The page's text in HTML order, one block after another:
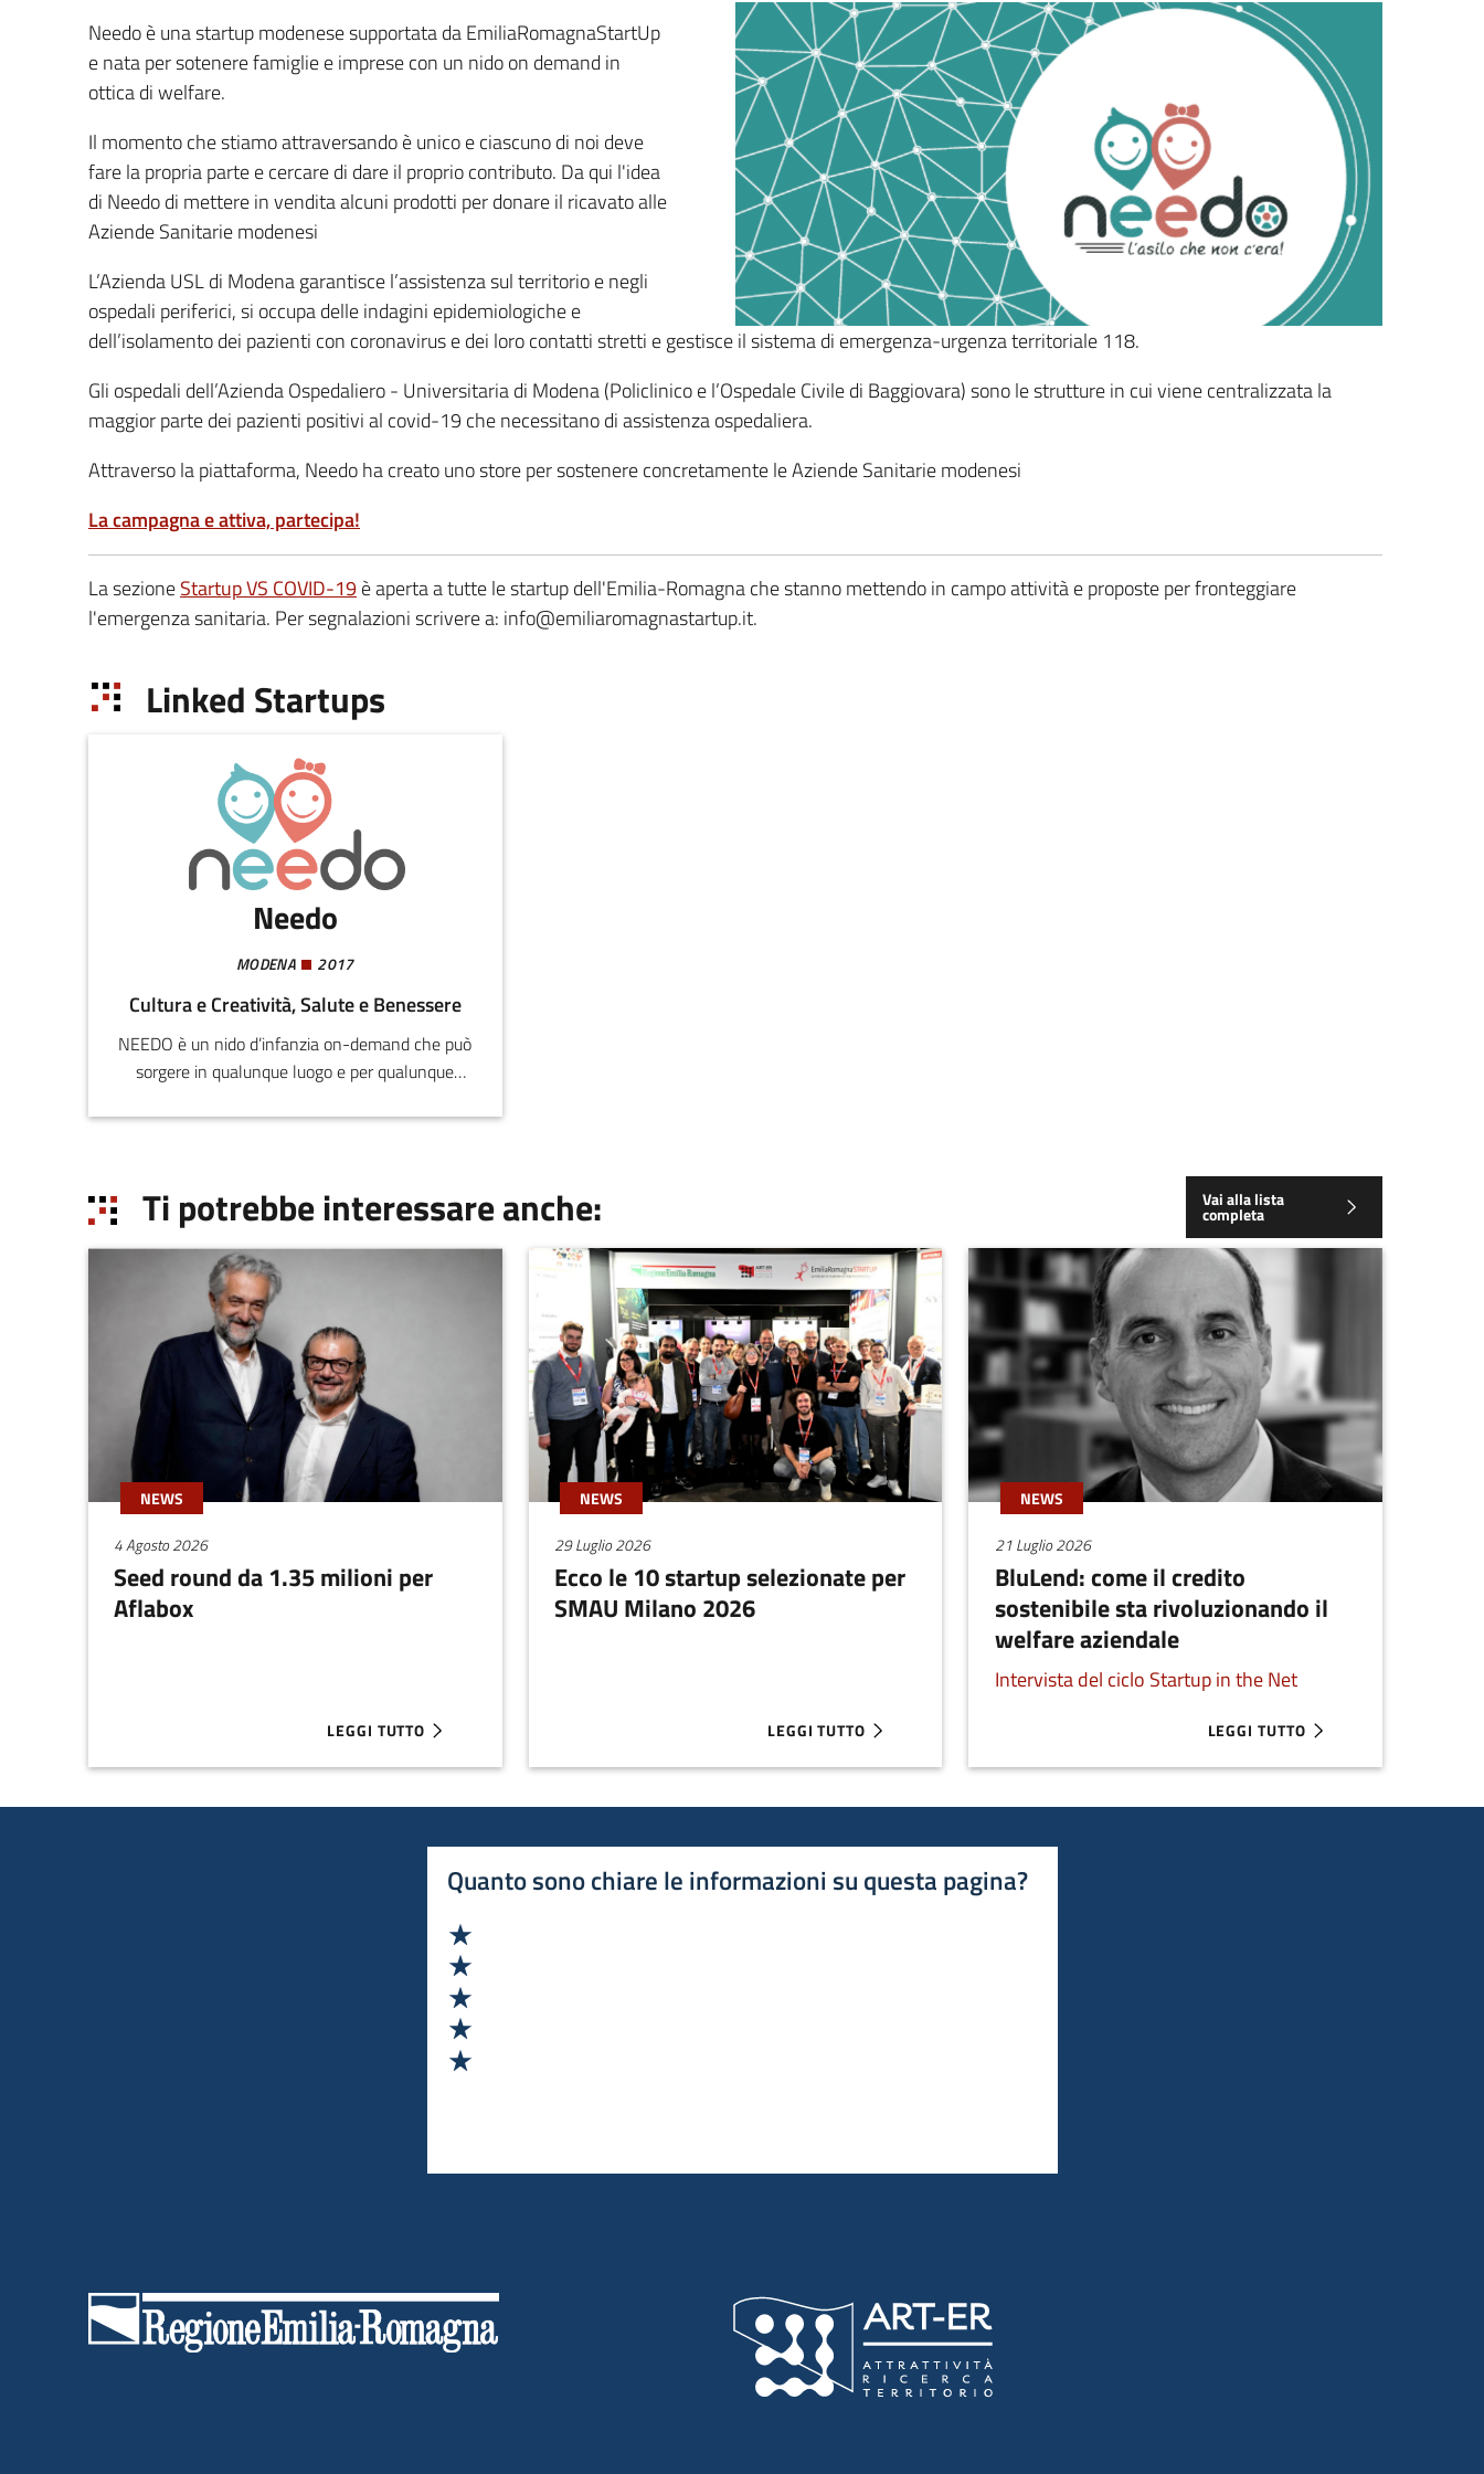
Needo è una startup modenese supportata da EmiliaRomagnaStartUp
e nata per sotenere famiglie e imprese con un nido on demand in
ottica di welfare.
Il momento che stiamo attraversando è unico e ciascuno di noi deve
fare la propria parte e cercare di dare il proprio contributo. Da qui l'idea
di Needo di mettere in vendita alcuni prodotti per donare il ricavato alle
Aziende Sanitarie modenesi
L’Azienda USL di Modena garantisce l’assistenza sul territorio e negli
ospedali periferici, si occupa delle indagini epidemiologiche e
dell’isolamento dei pazienti con coronavirus e dei loro contatti stretti e gestisce il sistema di emergenza-urgenza territoriale 118.
Gli ospedali dell’Azienda Ospedaliero - Universitaria di Modena (Policlinico e l’Ospedale Civile di Baggiovara) sono le strutture in cui viene centralizzata la
maggior parte dei pazienti positivi al covid-19 che necessitano di assistenza ospedaliera.
Attraverso la piattaforma, Needo ha creato uno store per sostenere concretamente le Aziende Sanitarie modenesi
La campagna e attiva, partecipa!
La sezioneStartup VS COVID-19è aperta a tutte le startup dell'Emilia-Romagna che stanno mettendo in campo attività e proposte per fronteggiare
l'emergenza sanitaria. Per segnalazioni scrivere a: info@emiliaromagnastartup.it.
Linked Startups
Needo
MODENA 2017
Cultura e Creatività, Salute e Benessere
NEEDO è un nido d’infanzia on-demand che può
sorgere in qualunque luogo e per qualunque
esigenze di famiglie, aziende e piccoli comuni,
Ti potrebbe interessare anche: Vai alla lista
completa
NEWS
4 Agosto 2026
Seed round da 1.35 milioni per
Aflabox
LEGGI TUTTO
ABOUT SEED ROUND DA 1.35 MILIONI PER AFLABOX
NEWS
29 Luglio 2026
Ecco le 10 startup selezionate per
SMAU Milano 2026
LEGGI TUTTO
ABOUT ECCO LE 10 STARTUP SELEZIONATE PER SMAU MILANO 2026
NEWS
21 Luglio 2026
BluLend: come il credito
sostenibile sta rivoluzionando il
welfare aziendale
Intervista del ciclo Startup in the Net
LEGGI TUTTO
ABOUT BLULEND: COME IL
Quanto sono chiare le informazioni su questa pagina?